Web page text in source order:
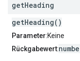
getHeading
getHeading()
Parameter:Keine
Rückgabewert: